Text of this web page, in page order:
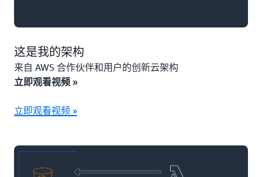
这是我的架构
来自 AWS 合作伙伴和用户的创新云架构
立即观看视频 »
立即观看视频 »